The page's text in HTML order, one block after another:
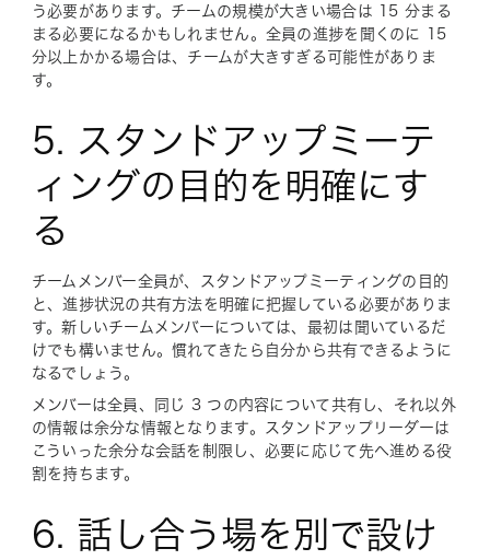
う必要があります。チームの規模が大きい場合は 15 分まる
まる必要になるかもしれません。全員の進捗を聞くのに 15
分以上かかる場合は、チームが大きすぎる可能性がありま
す。
5. スタンドアップミーテ
ィングの目的を明確にす
る
チームメンバー全員が、スタンドアップミーティングの目的
と、進捗状況の共有方法を明確に把握している必要がありま
す。新しいチームメンバーについては、最初は聞いているだ
けでも構いません。慣れてきたら自分から共有できるように
なるでしょう。
メンバーは全員、同じ 3 つの内容について共有し、それ以外
の情報は余分な情報となります。スタンドアップリーダーは
こういった余分な会話を制限し、必要に応じて先へ進める役
割を持ちます。
6. 話し合う場を別で設け